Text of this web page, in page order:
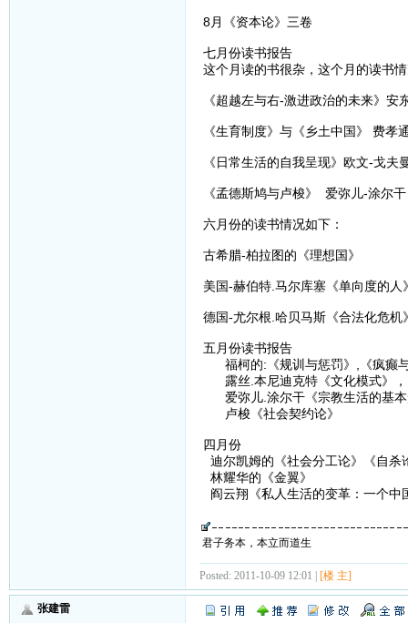
8月《资本论》三卷
七月份读书报告
这个月读的书很杂，这个月的读书
《超越左与右-激进政治的未来》安
《生育制度》与《乡土中国》 费孝
《日常生活的自我呈现》欧文-戈夫
《孟德斯鸠与卢梭》 爱弥儿-涂尔干
六月份的读书情况如下：
古希腊-柏拉图的《理想国》
美国-赫伯特.马尔库塞《单向度的人
德国-尤尔根.哈贝马斯《合法化危
五月份读书报告
福柯的:《规训与惩罚》,《疯癫
露丝.本尼迪克特《文化模式》，
爱弥儿.涂尔干《宗教生活的基本
卢梭《社会契约论》
四月份
迪尔凯姆的《社会分工论》《自杀
林耀华的《金翼》
阎云翔《私人生活的变革：一个
君子务本，本立而道生
Posted: 2011-10-09 12:01 | [楼 主]
张建雷